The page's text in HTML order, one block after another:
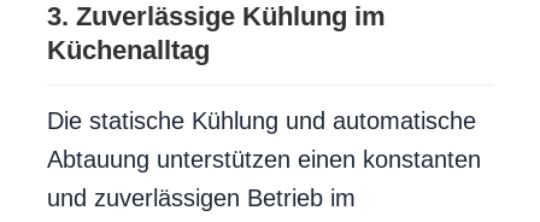
3. Zuverlässige Kühlung im
Küchenalltag
Die statische Kühlung und automatische
Abtauung unterstützen einen konstanten
und zuverlässigen Betrieb im